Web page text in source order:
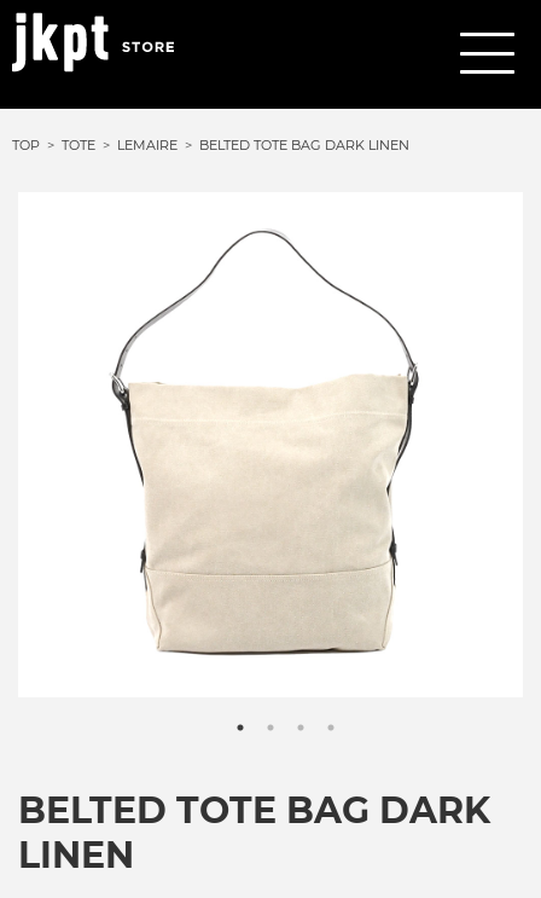
TOP TOTE LEMAIRE BELTED TOTE BAG DARK LINEN
BELTED TOTE BAG DARK
LINEN